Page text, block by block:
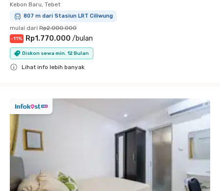
Kebon Baru, Tebet
807 m dari Stasiun LRT Ciliwung
mulai dari Rp2.000.000
-11% Rp1.770.000 /bulan
Diskon sewa min. 12 Bulan
Lihat info lebih banyak